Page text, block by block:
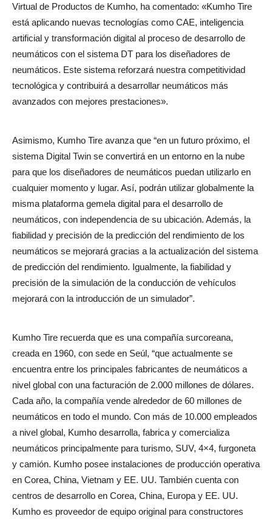
Virtual de Productos de Kumho, ha comentado: «Kumho Tire
está aplicando nuevas tecnologías como CAE, inteligencia
artificial y transformación digital al proceso de desarrollo de
neumáticos con el sistema DT para los diseñadores de
neumáticos. Este sistema reforzará nuestra competitividad
tecnológica y contribuirá a desarrollar neumáticos más
avanzados con mejores prestaciones».
Asimismo, Kumho Tire avanza que “en un futuro próximo, el
sistema Digital Twin se convertirá en un entorno en la nube
para que los diseñadores de neumáticos puedan utilizarlo en
cualquier momento y lugar. Así, podrán utilizar globalmente la
misma plataforma gemela digital para el desarrollo de
neumáticos, con independencia de su ubicación. Además, la
fiabilidad y precisión de la predicción del rendimiento de los
neumáticos se mejorará gracias a la actualización del sistema
de predicción del rendimiento. Igualmente, la fiabilidad y
precisión de la simulación de la conducción de vehículos
mejorará con la introducción de un simulador”.
Kumho Tire recuerda que es una compañía surcoreana,
creada en 1960, con sede en Seúl, “que actualmente se
encuentra entre los principales fabricantes de neumáticos a
nivel global con una facturación de 2.000 millones de dólares.
Cada año, la compañía vende alrededor de 60 millones de
neumáticos en todo el mundo. Con más de 10.000 empleados
a nivel global, Kumho desarrolla, fabrica y comercializa
neumáticos principalmente para turismo, SUV, 4×4, furgoneta
y camión. Kumho posee instalaciones de producción operativa
en Corea, China, Vietnam y EE. UU. También cuenta con
centros de desarrollo en Corea, China, Europa y EE. UU.
Kumho es proveedor de equipo original para constructores